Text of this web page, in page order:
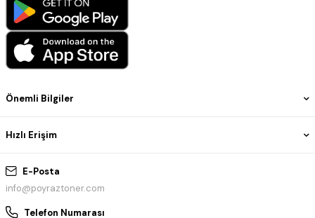
E-Posta
info@poyraztoner.com
Telefon Numarası
Önemli Bilgiler
Hızlı Erişim